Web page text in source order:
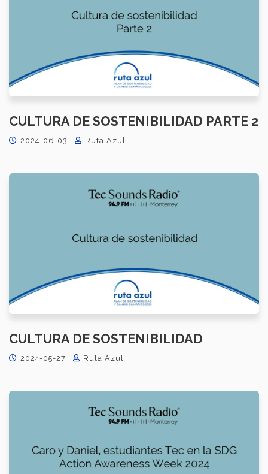
CULTURA DE SOSTENIBILIDAD PARTE 2
2024-06-03 Ruta Azul
CULTURA DE SOSTENIBILIDAD
2024-05-27 Ruta Azul